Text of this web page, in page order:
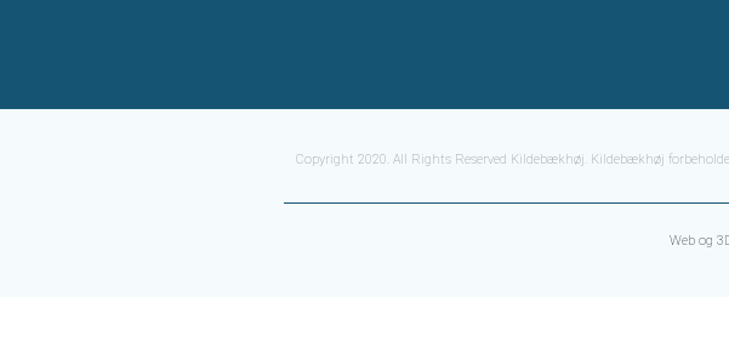
Copyright 2020. All Rights Reserved Kildebækhøj. Kildebækhøj
Web og